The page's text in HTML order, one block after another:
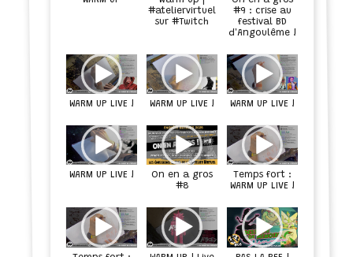
#ateliervirtuel
sur #Twitch
#9 : crise au
festival BD
d'Angoulême !
WARM UP LIVE ! WARM UP LIVE ! WARM UP LIVE !
WARM UP LIVE ! On en a gros
#8
Temps fort :
WARM UP LIVE !